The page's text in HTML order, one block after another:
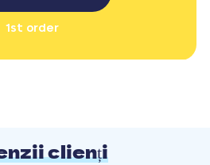
1st order
clienți